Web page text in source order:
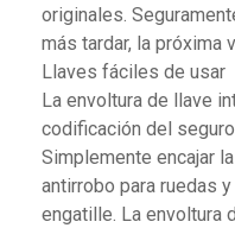
originales.
más tardar, la próxima
Llaves fáciles de usar
La envoltura de llave
codificación del
Simplemente encajar
antirrobo para ruedas
engatille. La envoltura